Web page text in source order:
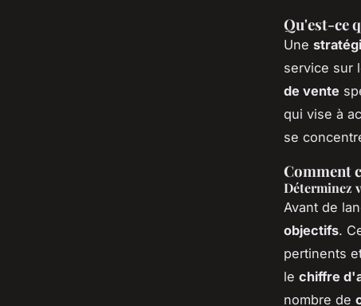
Qu'est-ce
Une
service sur
de vente
qui vise à
se
Comment
Déterminez
Avant de
objectifs.
pertinents
le chiffre
nombre de